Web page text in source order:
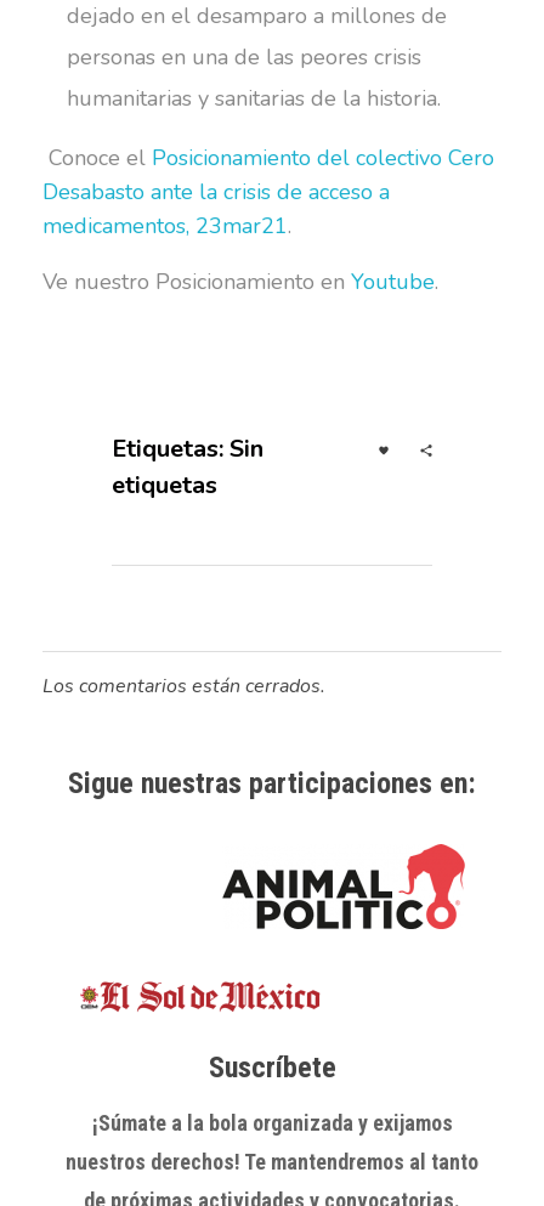
dejado en el desamparo a millones de
personas en una de las peores crisis
humanitarias y sanitarias de la historia.
Conoce el Posicionamiento del colectivo Cero
Desabasto ante la crisis de acceso a
medicamentos, 23mar21.
Ve nuestro Posicionamiento en Youtube.
Etiquetas: Sin
etiquetas
Los comentarios están cerrados.
Sigue nuestras participaciones en:
Suscríbete
¡Súmate a la bola organizada y exijamos
nuestros derechos! Te mantendremos al tanto
de próximas actividades y convocatorias.